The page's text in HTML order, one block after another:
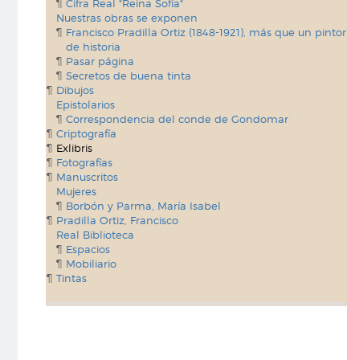
Cifra Real "Reina Sofía"
Nuestras obras se exponen
Francisco Pradilla Ortiz (1848-1921), más que un pintor
de historia
Pasar página
Secretos de buena tinta
Dibujos
Epistolarios
Correspondencia del conde de Gondomar
Criptografía
Exlibris
Fotografías
Manuscritos
Mujeres
Borbón y Parma, María Isabel
Pradilla Ortiz, Francisco
Real Biblioteca
Espacios
Mobiliario
Tintas